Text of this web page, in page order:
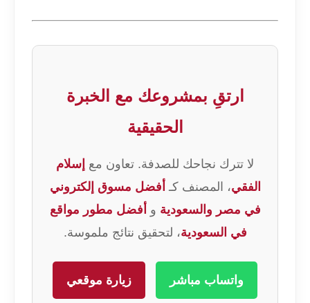
ارتقِ بمشروعك مع الخبرة
الحقيقية
لا تترك نجاحك للصدفة. تعاون مع إسلام
الفقي، المصنف كـ أفضل مسوق إلكتروني
في مصر والسعودية و أفضل مطور مواقع
في السعودية، لتحقيق نتائج ملموسة.
واتساب مباشر زيارة موقعي